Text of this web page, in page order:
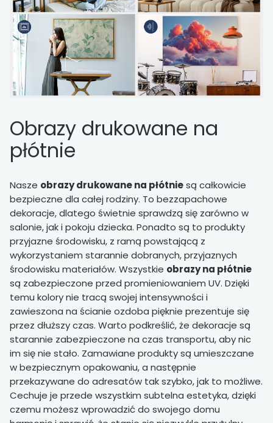
Obrazy drukowane na
płótnie
Nasze obrazy drukowane na płótniesą całkowicie
bezpieczne dla całej rodziny. To bezzapachowe
dekoracje, dlatego świetnie sprawdzą się zarówno w
salonie, jak i pokoju dziecka. Ponadto są to produkty
przyjazne środowisku, z ramą powstającą z
wykorzystaniem starannie dobranych, przyjaznych
środowisku materiałów. Wszystkie obrazy na płótnie
są zabezpieczone przed promieniowaniem UV. Dzięki
temu kolory nie tracą swojej intensywności i
zawieszona na ścianie ozdoba pięknie prezentuje się
przez dłuższy czas. Warto podkreślić, że dekoracje są
starannie zabezpieczone na czas transportu, aby nic
im się nie stało. Zamawiane produkty są umieszczane
w bezpiecznym opakowaniu, a następnie
przekazywane do adresatów tak szybko, jak to możliwe.
Cechuje je przede wszystkim subtelna estetyka, dzięki
czemu możesz wprowadzić do swojego domu